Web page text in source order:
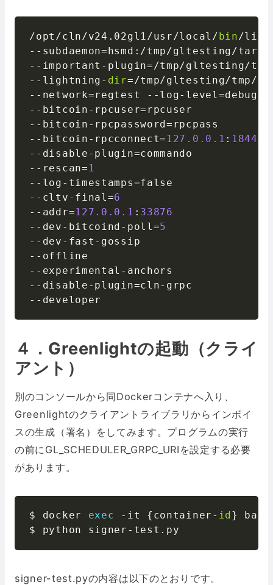
/opt /cln /v24 . 02gl1 /usr /local /bin /
- - subdaemon=hsmd : /tmp /gltesting /
- - important - plugin= /tmp/gltesting/
- - lightning - dir= /tmp/gltesting/tmp /
- - network=regtest - - log- level =
- - bitcoin - rpcuser=
- - bitcoin - rpcpassword=
- - bitcoin - rpcconnect= 127.0 .0 .1 : 18443
- - disable - plugin=
- - rescan= 1
- - log - timestamps=
- - cltv - final =6
- - addr=127.0 .0 .1 : 33876
- - dev - bitcoind - poll =5
- - dev - fast -
- -
- - experimental -
- - disable - plugin=cln-
- - developer
４．Greenlightの起動（クライ
アント）
別のコンソールから同Dockerコンテナへ入り、
Greenlightのクライアントライブラリからインボイ
スの生成（署名）をしてみます。プログラムの実行
の前にGL_SCHEDULER_GRPC_URIを設定する必要
があります。
$ docker exec - it { container - id }
bash
$ python signer - test . py
signer-test.pyの内容は以下のとおりです。